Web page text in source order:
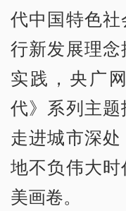
代中国特色
行新发展理
实践，央广
代》系列主
走进城市深
地不负伟大
美画卷。